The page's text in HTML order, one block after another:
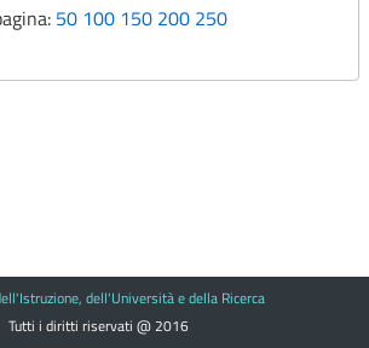
50 100 150 200 250
dell'Università e della Ricerca
Tutti i diritti riservati @ 2016